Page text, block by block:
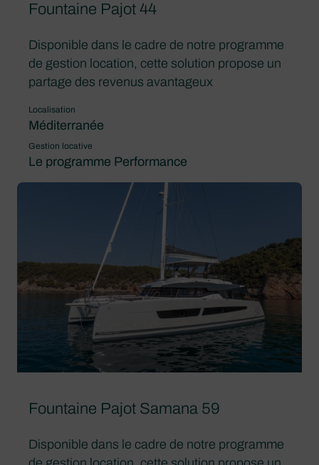
Fountaine Pajot 44
Disponible dans le cadre de notre programme
de gestion location, cette solution propose un
partage des revenus avantageux
Localisation
Méditerranée
Gestion locative
Le programme Performance
Fountaine Pajot Samana 59
Disponible dans le cadre de notre programme